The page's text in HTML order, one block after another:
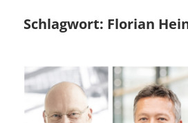
Mittelstand
Private
Portfoliounternehmen
Schlagwort: Florian